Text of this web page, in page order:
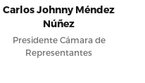
Carlos Johnny Méndez
Núñez
Presidente Cámara de
Representantes